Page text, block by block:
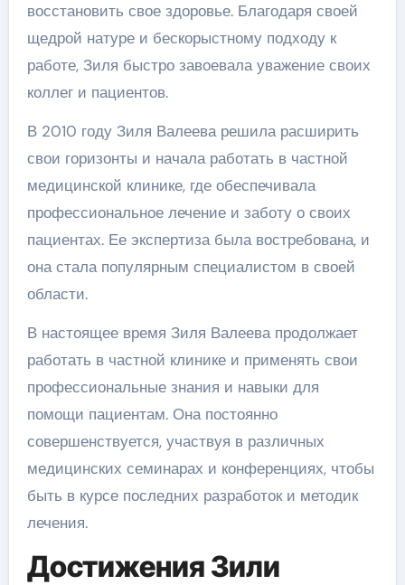
восстановить свое здоровье. Благодаря своей
щедрой натуре и бескорыстному подходу к
работе, Зиля быстро завоевала уважение своих
коллег и пациентов.
В 2010 году Зиля Валеева решила расширить
свои горизонты и начала работать в частной
медицинской клинике, где обеспечивала
профессиональное лечение и заботу о своих
пациентах. Ее экспертиза была востребована, и
она стала популярным специалистом в своей
области.
В настоящее время Зиля Валеева продолжает
работать в частной клинике и применять свои
профессиональные знания и навыки для
помощи пациентам. Она постоянно
совершенствуется, участвуя в различных
медицинских семинарах и конференциях, чтобы
быть в курсе последних разработок и методик
лечения.
Достижения Зили